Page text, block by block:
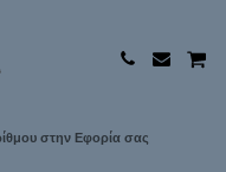
στην Εφορία σας